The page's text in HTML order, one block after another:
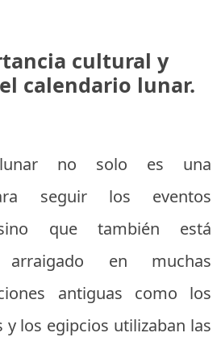
cultural y
calendario lunar.
lunar no solo es una
seguir los eventos
que también está
arraigado en muchas
antiguas como los
y los egipcios utilizaban las